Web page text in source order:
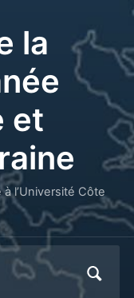
la
et
l’Université Côte